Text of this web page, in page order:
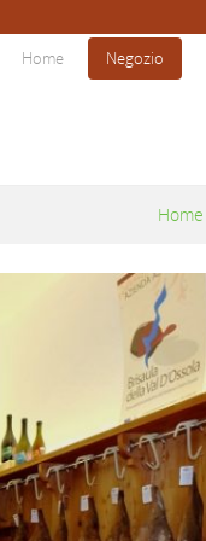
Home Negozio
Home